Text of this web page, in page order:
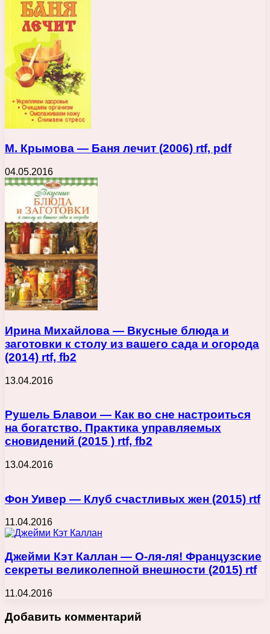
М. Крымова — Баня лечит (2006) rtf, pdf
04.05.2016
Ирина Михайлова — Вкусные блюда и
заготовки к столу из вашего сада и огорода
(2014) rtf, fb2
13.04.2016
Рушель Блавои — Как во сне настроиться
на богатство. Практика управляемых
сновидений (2015 ) rtf, fb2
13.04.2016
Фон Уивер — Клуб счастливых жен (2015) rtf
11.04.2016
Джейми Кэт Каллан — О-ля-ля! Французские
секреты великолепной внешности (2015) rtf
11.04.2016
Добавить комментарий